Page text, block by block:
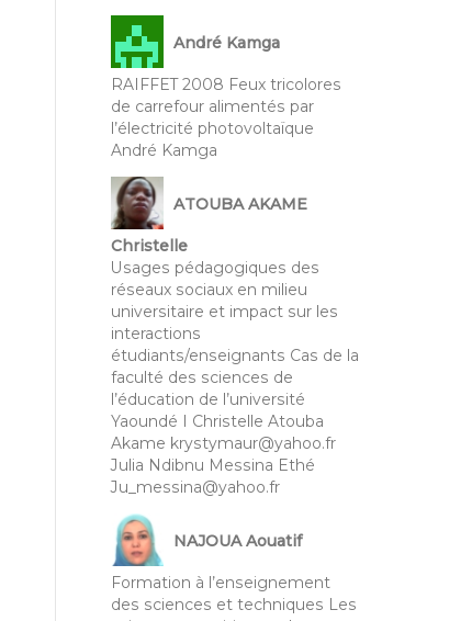
André Kamga
RAIFFET 2008 Feux tricolores
de carrefour alimentés par
l’électricité photovoltaïque
André Kamga
ATOUBA AKAME
Christelle
Usages pédagogiques des
réseaux sociaux en milieu
universitaire et impact sur les
interactions
étudiants/enseignants Cas de la
faculté des sciences de
l’éducation de l’université
Yaoundé I Christelle Atouba
Akame krystymaur@yahoo.fr
Julia Ndibnu Messina Ethé
Ju_messina@yahoo.fr
NAJOUA Aouatif
Formation à l’enseignement
des sciences et techniques Les